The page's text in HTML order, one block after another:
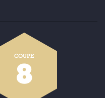
COUPE
8